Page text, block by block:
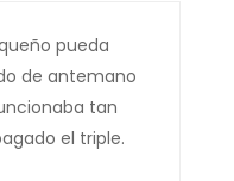
pueda
de antemano
tan
el triple.